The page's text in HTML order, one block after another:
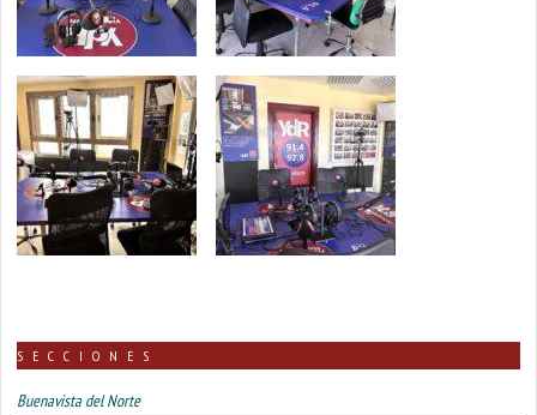
SECCIONES
Buenavista del Norte